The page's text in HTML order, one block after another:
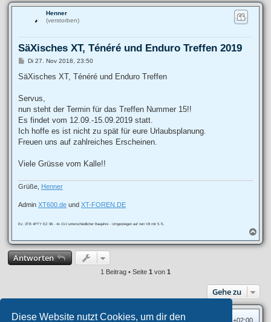
Diese Website nutzt Cookies, um dir den
Henner
(verstorben)
SäXisches XT, Ténéré und Enduro Treffen 2019
B
i
a
Di 27. Nov 2018, 23:50
SäXisches XT, Ténéré und Enduro Treffen
Servus,
nun steht der Termin für das Treffen Nummer 15!!
Es findet vom 12.09.-15.09.2019 statt.
Ich hoffe es ist nicht zu spät für eure Urlaubsplanung.
Freuen uns auf zahlreiches Erscheinen.
Viele Grüsse vom Kalle!!
Grüße, Henner
Admin XT600.de und XT-FOREN.DE
Ex: 3TB 4PTY EZ 98 - 4x 1VJ unterschiedlicher Baujahre - Umgestiegen auf nen V8 mit 5.7L
a
c
Antworten
1 Beitrag • Seite 1 von 1
Gehe zu
Foren-Übersicht Alle Zeiten sind UTC+02:00